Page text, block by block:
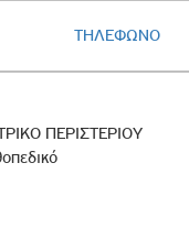
ΤΗΛΕΦΩΝΟ
ΠΕΡΙΣΤΕΡΙΟΥ